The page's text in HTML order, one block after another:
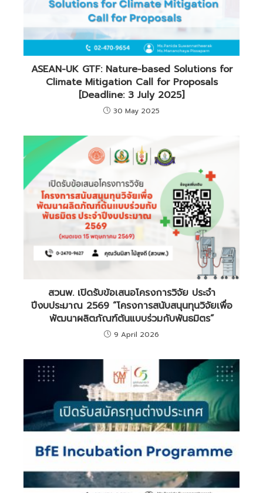
ASEAN-UK GTF: Nature-based Solutions for
Climate Mitigation Call for Proposals
[Deadline: 3 July 2025]
30 May 2025
สวนพ. เปิดรับข้อเสนอโครงการวิจัย ประจำ
ปีงบประมาณ 2569 “โครงการสนับสนุนทุนวิจัยเพื่อ
พัฒนาผลิตภัณฑ์ต้นแบบร่วมกับพันธมิตร”
9 April 2026